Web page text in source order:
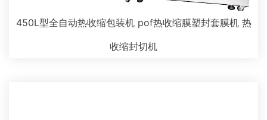
450L型全自动热收缩包装机 pof热收缩膜塑封套膜机 热
收缩封切机